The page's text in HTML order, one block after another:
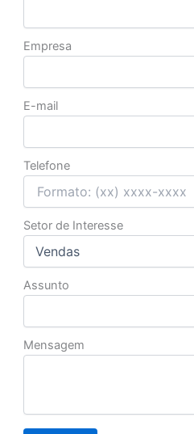
Empresa
E-mail
Telefone
Setor de Interesse
Assunto
Mensagem